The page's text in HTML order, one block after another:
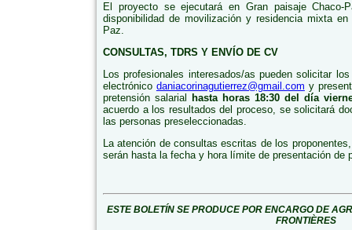
El proyecto se ejecutará en Gran paisaje Chaco-
disponibilidad de movilización y residencia mixta
Paz.
CONSULTAS, TDRS Y ENVÍO DE CV
Los profesionales interesados/as pueden solicitar
electrónico daniacorinagutierrez@gmail.com y
pretensión salarial
hasta horas 18:30 del día
acuerdo a los resultados del proceso, se solicitará
las personas preseleccionadas.
La atención de consultas escritas de los
serán hasta la fecha y hora límite de presentación de
ESTE BOLETÍN SE PRODUCE POR ENCARGO DE
FRONTIÈRES